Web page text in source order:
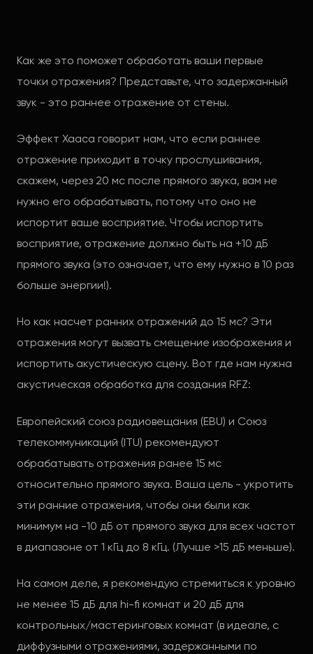
Как же это поможет обработать ваши первые
точки отражения? Представьте, что задержанный
звук - это раннее отражение от стены.
Эффект Хааса говорит нам, что если раннее
отражение приходит в точку прослушивания,
скажем, через 20 мс после прямого звука, вам не
нужно его обрабатывать, потому что оно не
испортит ваше восприятие. Чтобы испортить
восприятие, отражение должно быть на +10 дБ
прямого звука (это означает, что ему нужно в 10 раз
больше энергии!).
Но как насчет ранних отражений до 15 мс? Эти
отражения могут вызвать смещение изображения и
испортить акустическую сцену. Вот где нам нужна
акустическая обработка для создания RFZ:
Европейский союз радиовещания (EBU) и Союз
телекоммуникаций (ITU) рекомендуют
обрабатывать отражения ранее 15 мс
относительно прямого звука. Ваша цель - укротить
эти ранние отражения, чтобы они были как
минимум на -10 дБ от прямого звука для всех частот
в диапазоне от 1 кГц до 8 кГц. (Лучше >15 дБ меньше).
На самом деле, я рекомендую стремиться к уровню
не менее 15 дБ для hi-fi комнат и 20 дБ для
контрольных/мастеринговых комнат (в идеале, с
диффузными отражениями, задержанными по